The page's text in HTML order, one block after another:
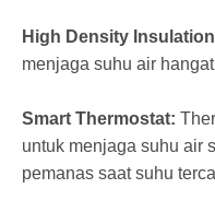
High Density
menjaga suhu air
Smart Thermostat:
untuk menjaga suhu air
pemanas saat suhu